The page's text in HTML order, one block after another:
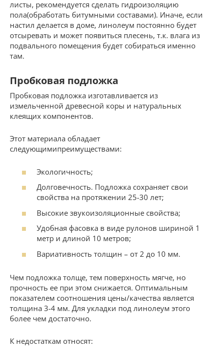
листы, рекомендуется сделать гидроизоляцию
пола(обработать битумными составами). Иначе, если
настил делается в доме, линолеум постоянно будет
отсыревать и может появиться плесень, т.к. влага из
подвального помещения будет собираться именно
там.
Пробковая подложка
Пробковая подложка изготавливается из
измельченной древесной коры и натуральных
клеящих компонентов.
Этот материала обладает
следующимипреимуществами:
Экологичность;
Долговечность. Подложка сохраняет свои
свойства на протяжении 25-30 лет;
Высокие звукоизоляционные свойства;
Удобная фасовка в виде рулонов шириной 1
метр и длиной 10 метров;
Вариативность толщин – от 2 до 10 мм.
Чем подложка толще, тем поверхность мягче, но
прочность ее при этом снижается. Оптимальным
показателем соотношения цены/качества является
толщина 3-4 мм. Для укладки под линолеум этого
более чем достаточно.
К недостаткам относят: